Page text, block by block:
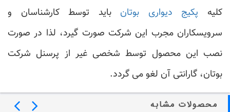
کلیه پکیج دیواری بوتان باید توسط کارشناسان و
سرویسکاران مجرب این شرکت صورت گیرد، لذا در صورت
نصب این محصول توسط شخصی غیر از پرسنل شرکت
بوتان، گارانتی آن لغو می گردد.
محصولات مشابه